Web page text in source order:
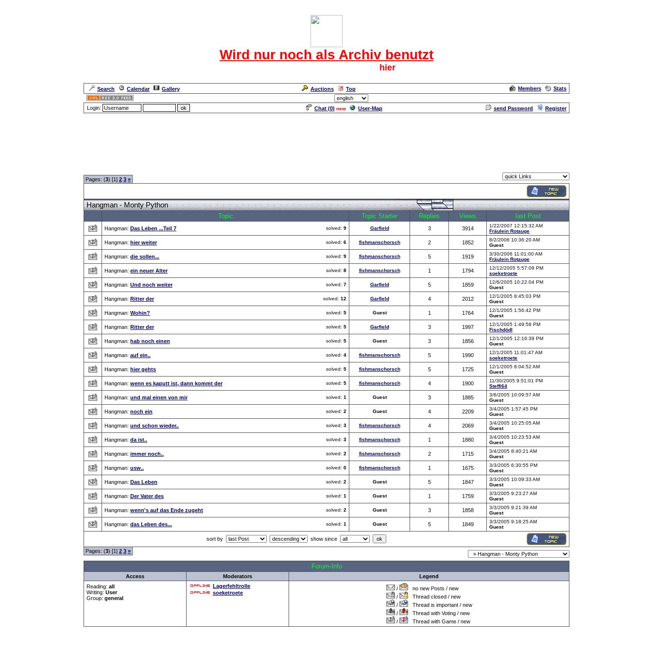
Wird nur noch als Archiv benutzt
hierweiter.
Search Calendar Gallery Auctions Top Members
Stats
Login:
Chat (0) new User-Map send Password Register
Pages: (3) [1] 2 3 »
Hangman - Monty Python
Topic Topic Starter Replies Views last Post
solved: 9
Hangman: Das Leben ...Teil 7 Garfield 3 3914
1/22/2007 12:15:32 AM
Fräulein Rotauge
solved: 6
Hangman: hier weiter fishmanschorsch 2 1852
8/2/2006 10:36:20 AM
Guest
solved: 9
Hangman: die sollen... fishmanschorsch 5 1919
3/30/2006 11:01:00 AM
Fräulein Rotauge
solved: 8
Hangman: ein neuer Alter fishmanschorsch 1 1794
12/12/2005 5:57:09 PM
soeketroete
solved: 7
Hangman: Und noch weiter Garfield 5 1859
12/6/2005 10:22:04 PM
Guest
solved: 12
Hangman: Ritter der Garfield 4 2012
12/1/2005 8:45:03 PM
Guest
solved: 5
Hangman: Wohin? Guest 1 1764
12/1/2005 1:56:42 PM
Guest
solved: 5
Hangman: Ritter der Garfield 3 1997
12/1/2005 1:49:58 PM
Fischdödl
solved: 5
Hangman: hab noch einen Guest 3 1856
12/1/2005 12:16:39 PM
Guest
solved: 4
Hangman: auf ein.. fishmanschorsch 5 1990
12/1/2005 11:01:47 AM
soeketroete
solved: 5
Hangman: hier gehts fishmanschorsch 5 1725
12/1/2005 8:04:52 AM
Guest
solved: 5
Hangman: wenn es kaputt ist, dann kommt der fishmanschorsch 4 1900
11/30/2005 9:51:01 PM
Steffi64
solved: 1
Hangman: und mal einen von mir Guest 3 1885
3/6/2005 10:09:57 AM
Guest
solved: 2
Hangman: noch ein Guest 4 2209
3/4/2005 1:57:45 PM
Guest
solved: 3
Hangman: und schon wieder.. fishmanschorsch 4 2069
3/4/2005 10:25:05 AM
Guest
solved: 3
Hangman: da ist.. fishmanschorsch 1 1880
3/4/2005 10:23:53 AM
Guest
solved: 2
Hangman: immer noch.. fishmanschorsch 2 1715
3/4/2005 8:40:21 AM
Guest
solved: 0
Hangman: usw.. fishmanschorsch 1 1675
3/3/2005 6:30:55 PM
Guest
solved: 2
Hangman: Das Leben Guest 5 1847
3/3/2005 10:09:33 AM
Guest
solved: 1
Hangman: Der Vater des Guest 1 1759
3/3/2005 9:23:27 AM
Guest
solved: 2
Hangman: wenn's auf das Ende zugeht Guest 3 1858
3/3/2005 9:21:39 AM
Guest
solved: 1
Hangman: das Leben des... Guest 5 1849
3/3/2005 9:18:25 AM
Guest
sort by show since
Pages: (3) [1] 2 3 »
Forum-Info
Access Moderators
Legend
Reading: all
Writing: User
Group: general
Lagerfehltrolle
soeketroete
/
no new Posts / new
/
Thread closed / new
/
Thread is important / new
/
Thread with Voting / new
/
Thread with Game / new